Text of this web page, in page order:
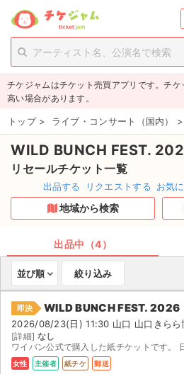
person_add 新規会員登録
チケットを探す
新着チケット
値下げしたチケット
都道府県からチケットを探す
もうすぐ開催のチケット
チケットのリクエスト一覧
取扱チケット
ライブ・コンサート（国内）
ライブ・コンサート（海外）
チケジャムはチケット売買アプリです。チ
高い場合があります。
トップ > ライブ・コンサート（国内） >
WILD BUNCH FEST.
リセールチケット一覧
出品する リクエストする お気
地域から検索
出品中（4）
並び順 絞り込み
即決 WILD BUNCH FEST. 2026
2026/08/23(日) 11:30 山口 山口きらら
[詳細] なし
ワイバン公式で購入した紙チケットです。 日程変更のため、手放
女性 主催者 紙チケ 郵送